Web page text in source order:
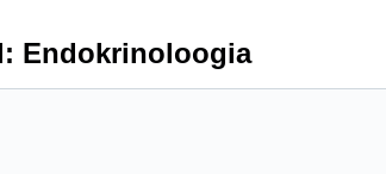
Endokrinoloogia